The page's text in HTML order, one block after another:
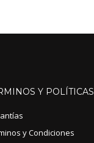
Y POLÍTICAS
y Condiciones